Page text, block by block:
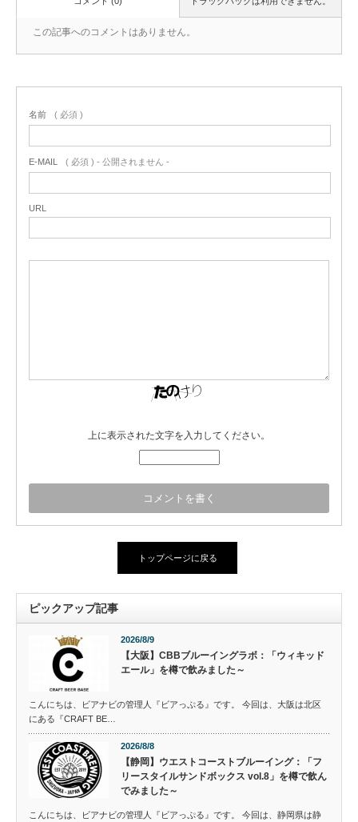
この記事へのコメントはありません。
名前 ( 必須 )
E-MAIL ( 必須 ) - 公開されません -
URL
上に表示された文字を入力してください。
トップページに戻る
ピックアップ記事
2026/8/9
【大阪】CBBブルーイングラボ：「ウィキッド
エール」を樽で飲みました～
こんにちは、ビアナビの管理人『ビアっぷる』です。 今回は、大阪は北区
にある『CRAFT BE…
2026/8/8
【静岡】ウエストコーストブルーイング：「フ
リースタイルサンドボックス vol.8」を樽で飲ん
でみました～
こんにちは、ビアナビの管理人『ビアっぷる』です。 今回は、静岡県は静